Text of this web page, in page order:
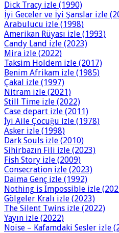
Dick Tracy izle (1990)
İyi Geceler ve İyi Şanslar izle
Arabulucu izle (1998)
Amerikan Rüyası izle (1993)
Candy Land izle (2023)
Mira izle (2022)
Taksim Holdem izle (2017)
Benim Afrikam izle (1985)
Çakal izle (1997)
Nitram izle (2021)
Still Time izle (2022)
Case depart izle (2011)
İyi Aile Çocuğu izle (1978)
Asker izle (1998)
Dark Souls izle (2010)
Sihirbazın Fili izle (2023)
Fish Story izle (2009)
Consecration izle (2023)
Daima Genç izle (1992)
Nothing is Impossible izle
Gölgeler Kralı izle (2023)
The Silent Twins izle (2022)
Yayın izle (2022)
Noise – Kafamdaki Sesler izle